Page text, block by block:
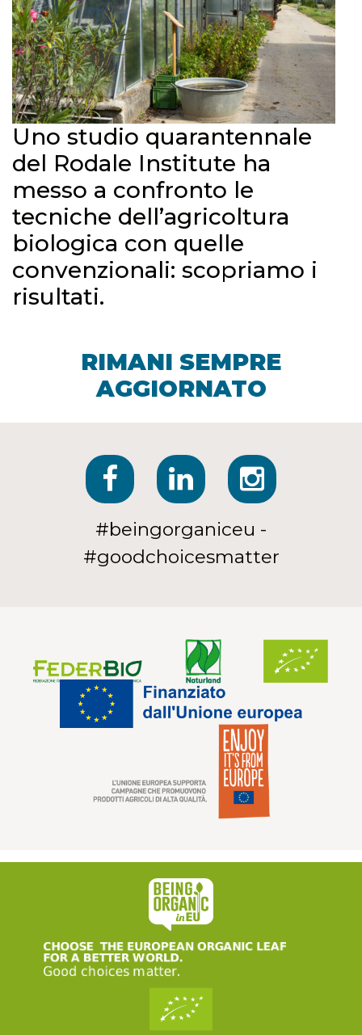
Uno studio quarantennale
del Rodale Institute ha
messo a confronto le
tecniche dell’agricoltura
biologica con quelle
convenzionali: scopriamo i
risultati.
RIMANI SEMPRE
AGGIORNATO
#beingorganiceu -
#goodchoicesmatter